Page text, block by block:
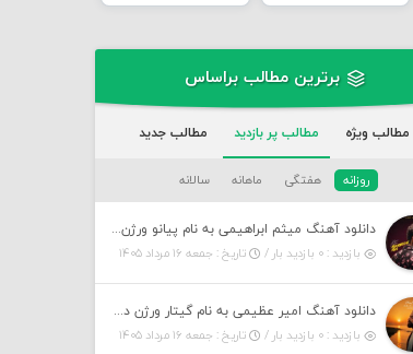
برترین مطالب براساس
مطالب ویژه مطالب پر بازدید مطالب جدید
روزانه هفتگی ماهانه سالانه
دانلود آهنگ میثم ابراهیمی به نام پیانو ورژن مهربون من
بازدید : ۰ بازدید بار /
تاریخ : جمعه ۱۶ مرداد ۱۴۰۵
دانلود آهنگ امیر عظیمی به نام گیتار ورژن دختر بندر
بازدید : ۰ بازدید بار /
تاریخ : جمعه ۱۶ مرداد ۱۴۰۵